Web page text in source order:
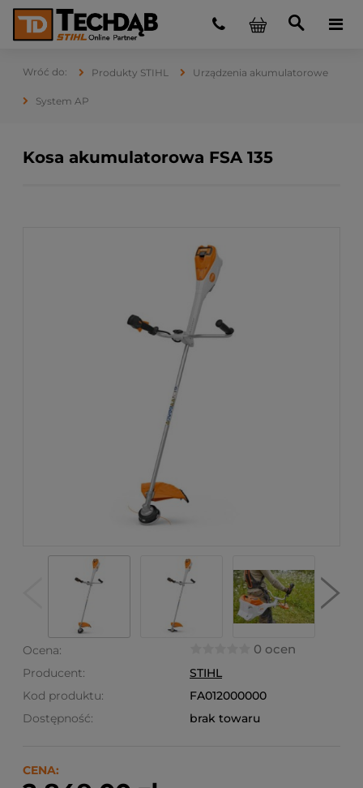
Produkty STIHL Urządzenia akumulatorowe
System AP
Kosa akumulatorowa FSA 135
Ocena: 0 ocen
Producent:
STIHL
Kod produktu:
FA012000000
Dostępność:
brak towaru
CENA: